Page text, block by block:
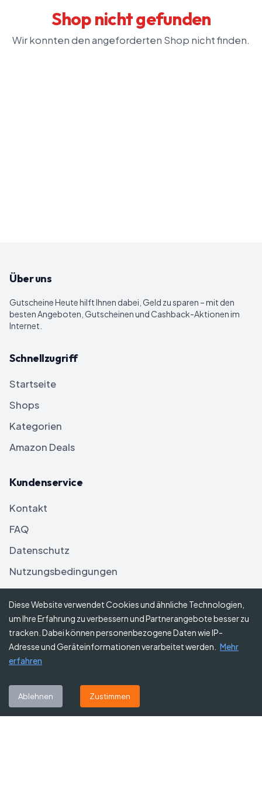
Shop nicht gefunden
Wir konnten den angeforderten Shop nicht finden.
Über uns
Gutscheine Heutehilft Ihnen dabei, Geld zu sparen – mit den
besten Angeboten, Gutscheinen und Cashback-Aktionen im
Internet.
Schnellzugriff
Startseite
Shops
Kategorien
Amazon Deals
Kundenservice
Kontakt
FAQ
Datenschutz
Nutzungsbedingungen
Haftungsausschluss
Folgen Sie uns
Diese Website verwendet Cookies und ähnliche Technologien,
um Ihre Erfahrung zu verbessern und Partnerangebote besser zu
tracken. Dabei können personenbezogene Daten wie IP-
Adresse und Geräteinformationen verarbeitet werden.
Mehr
erfahren
Ablehnen Zustimmen